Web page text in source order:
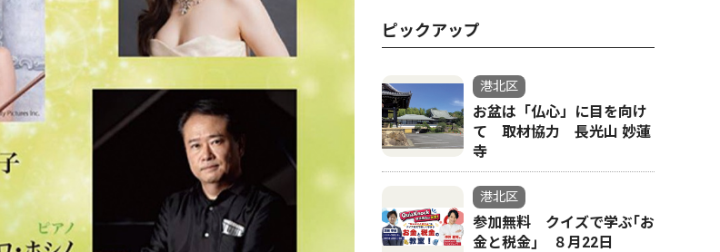
ピックアップ
港北区
お盆は「仏心」に目を向け
て 取材協力 長光山 妙蓮
寺
港北区
参加無料 クイズで学ぶ｢お
金と税金｣ ８月22日